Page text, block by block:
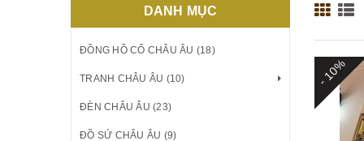
- 10%
DANH MỤC
ĐỒNG HỒ CỔ CHÂU ÂU (18)
TRANH CHÂU ÂU (10)
ĐÈN CHÂU ÂU (23)
ĐỒ SỨ CHÂU ÂU (9)